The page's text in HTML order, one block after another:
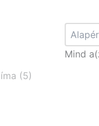
(5)
Sort
Mind